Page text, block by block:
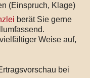
(Einspruch, Klage)
berät Sie gerne
Weise auf,
bei